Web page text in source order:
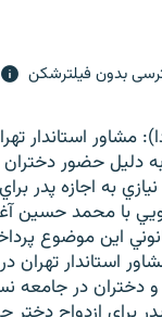
بدون فیلترشکن
مشاور استاندار
دليل حضور
به اجازه پدر
با محمد حسين
اين موضوع
استاندار تهران در
دختران در جامعه